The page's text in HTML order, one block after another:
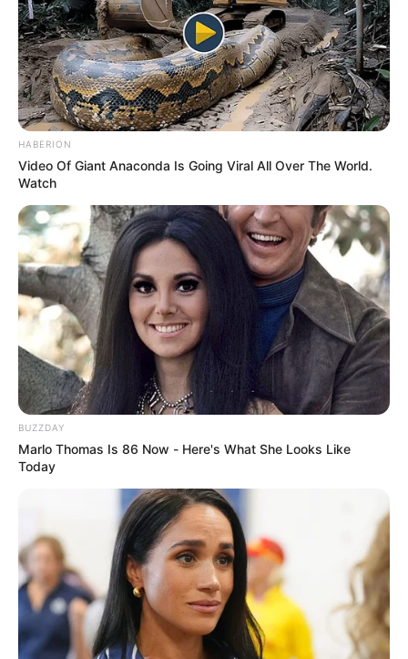
5. Presenta daños considerables por causa de un choque.
6. Hay árboles caídos y/o muertos alrededor.
7. Se observa presencia de roedores en la base del árbol.
ALERTA BOGOTÁ EN GOOGLE NEWS
TEMAS RELACIONADOS
CAÍDA DE ÁRBOLES
SECRETARÍA DE AMBIENTE
LLUVIAS EN BOGOTÁ
MANTÉNGASE EN ALERTA
Tenemos todas las noticias que le
favor, active las notificaciones de Alerta.
ACTIVAR AHORA
TEMAS DESTACADOS
HABERION
Video Of Giant Anaconda Is Going Viral All Over The World.
Watch
BUZZDAY
Marlo Thomas Is 86 Now - Here's What She Looks Like
Today